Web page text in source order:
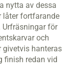
nytta av dessa
låter fortfarande
för
och
givetvis hanteras
finish redan vid